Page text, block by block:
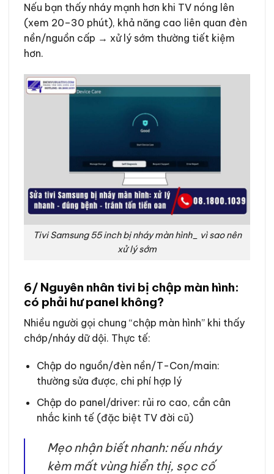
Nếu bạn thấy nháy mạnh hơn khi TV nóng lên
(xem 20–30 phút), khả năng cao liên quan đèn
nền/nguồn cấp → xử lý sớm thường tiết kiệm
hơn.
Tivi Samsung 55 inch bị nháy màn hình_ vì sao nên
xử lý sớm
6/ Nguyên nhân tivi bị chập màn hình:
có phải hư panel không?
Nhiều người gọi chung “chập màn hình” khi thấy
chớp/nháy dữ dội. Thực tế:
Chập do nguồn/đèn nền/T-Con/main:
thường sửa được, chi phí hợp lý
Chập do panel/driver: rủi ro cao, cần cân
nhắc kinh tế (đặc biệt TV đời cũ)
Mẹo nhận biết nhanh: nếu nháy
kèm mất vùng hiển thị, sọc cố